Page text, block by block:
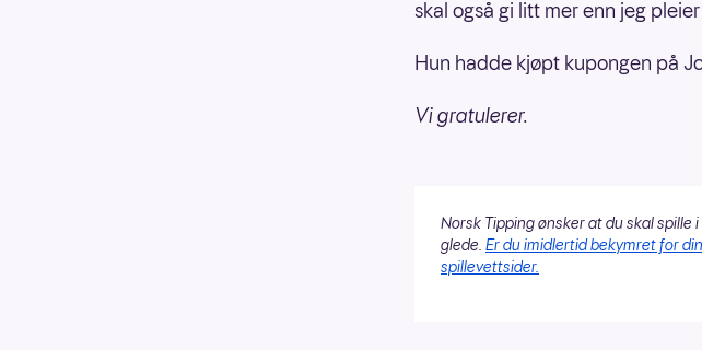
skal også gi litt mer enn jeg
Hun hadde kjøpt kupongen på
Vi gratulerer.
Norsk Tipping ønsker at du skal
glede. Er du imidlertid bekymret for
spillevettsider.